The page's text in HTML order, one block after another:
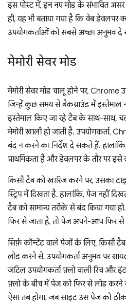
इस पोस्ट में, इन नए मोड के संभावित असर
ही, यह भी बताया गया है कि वेब डेवलपर
उपयोगकर्ताओं को सबसे अच्छा अनुभव
मेमोरी सेवर मोड
मेमोरी सेवर मोड चालू होने पर,
जिन्हें कुछ समय से बैकग्राउंड में इस्तेमाल
इस्तेमाल किए जा रहे टैब के साथ-साथ,
मेमोरी खाली हो जाती है. उपयोगकर्ता,
बंद न करने का निर्देश दे सकते हैं.
प्राथमिकता है और डेवलपर के तौर पर इसे
किसी टैब को खारिज करने पर, उसका
स्ट्रिप में दिखता है. हालांकि, पेज नहीं
टैब को सामान्य तरीके से बंद किया गया
फिर से जाता है, तो पेज अपने-आप फिर से
सिर्फ़ कॉन्टेंट वाले पेजों के लिए, किसी
लोड करने से, उपयोगकर्ता अनुभव पर
जटिल उपयोगकर्ता फ़्लो वाली रिच और
फ़्लो के बीच में पेज को फिर से लोड करने
ऐसा तब होगा, जब साइट उस पेज को